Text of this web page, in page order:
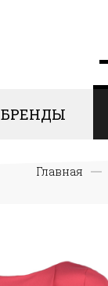
БРЕНДЫ
Главная